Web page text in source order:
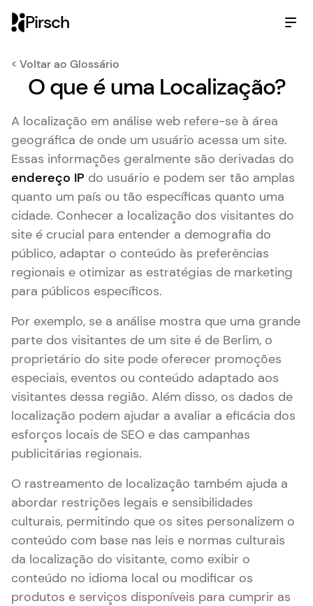
Pirsch
< Voltar ao Glossário
O que é uma Localização?
A localização em análise web refere-se à área
geográfica de onde um usuário acessa um site.
Essas informações geralmente são derivadas do
endereço IP do usuário e podem ser tão amplas
quanto um país ou tão específicas quanto uma
cidade. Conhecer a localização dos visitantes do
site é crucial para entender a demografia do
público, adaptar o conteúdo às preferências
regionais e otimizar as estratégias de marketing
para públicos específicos.
Por exemplo, se a análise mostra que uma grande
parte dos visitantes de um site é de Berlim, o
proprietário do site pode oferecer promoções
especiais, eventos ou conteúdo adaptado aos
visitantes dessa região. Além disso, os dados de
localização podem ajudar a avaliar a eficácia dos
esforços locais de SEO e das campanhas
publicitárias regionais.
O rastreamento de localização também ajuda a
abordar restrições legais e sensibilidades
culturais, permitindo que os sites personalizem o
conteúdo com base nas leis e normas culturais
da localização do visitante, como exibir o
conteúdo no idioma local ou modificar os
produtos e serviços disponíveis para cumprir as